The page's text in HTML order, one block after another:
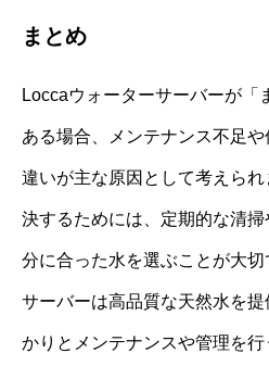
まとめ
Loccaウォーターサーバーが「
ある場合、メンテナンス不足
違いが主な原因として考えら
決するためには、定期的な清
分に合った水を選ぶことが大
サーバーは高品質な天然水を
かりとメンテナンスや管理を